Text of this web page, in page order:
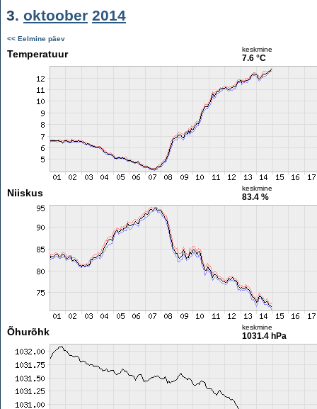
3. oktoober 2014
<< Eelmine päev
Temperatuur keskmine
7.6 °C
Niiskus keskmine
83.4 %
Õhurõhk keskmine
1031.4 hPa